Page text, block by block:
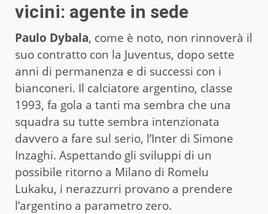
vicini: agente in sede
Paulo Dybala, come è noto, non rinnoverà il
suo contratto con la Juventus, dopo sette
anni di permanenza e di successi con i
bianconeri. Il calciatore argentino, classe
1993, fa gola a tanti ma sembra che una
squadra su tutte sembra intenzionata
davvero a fare sul serio, l’Inter di Simone
Inzaghi. Aspettando gli sviluppi di un
possibile ritorno a Milano di Romelu
Lukaku, i nerazzurri provano a prendere
l’argentino a parametro zero.